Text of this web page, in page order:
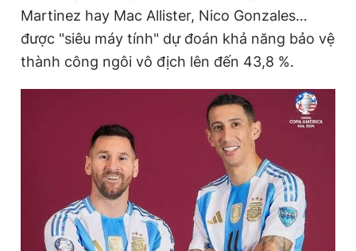
Đọc Thanh Niên trên điện thoại
Theo dõi báo trên
0906 645 777
Liên hệ quảng cáo
0908 780 404
Đặt báo Quảng cáo RSS Tòa soạn Chính sách bảo
Martinez hay Mac Allister, Nico Gonzales…
được "siêu máy tính" dự đoán khả năng bảo vệ
thành công ngôi vô địch lên đến 43,8 %.